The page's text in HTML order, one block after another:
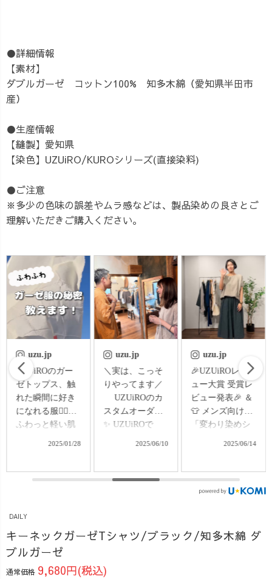
●詳細情報
【素材】
ダブルガーゼ コットン100% 知多木綿（愛知県半田市
産）
●生産情報
【縫製】愛知県
【染色】UZUiRO/KUROシリーズ(直接染料)
●ご注意
※多少の色味の誤差やムラ感などは、製品染めの良さとご
理解いただきご購入ください。
uzu.jp
＼実は、こっそ
りやってます／
UZUiROのカ
スタムオーダー
✨ UZUiROで
「この生地で、
の1着をつくりた
い」 そんなご要
望にお応えしま
す◎ （※別途カ
スタム料金がか
2025/06/10
uzu.jp
🎉UZUiROレビ
ュー大賞 受賞レ
ビュー発表🎉 ＆
👕 メンズ向け
「変わり染めシ
レビューをあり
レビュー大賞の
れたのは、思わ
2025/06/14
uzu.jp
🔥人気シリーズ
再び🔥 ＼変わり
染め for Men’s
vol.2／ 「買い
そびれた〜！」
社長あっちが、
またまたやっち
わり染めシリー
2025/06/21
DAILY
キーネックガーゼTシャツ/ブラック/知多木綿 ダ
ブルガーゼ
通常価格 9,680円(税込)